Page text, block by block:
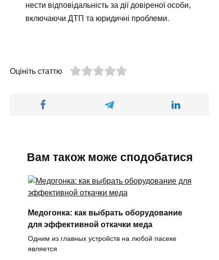
нести відповідальність за дії довіреної особи,
включаючи ДТП та юридичні проблеми.
Оцініть статтю
Вам також може сподобатися
Медогонка: как выбрать оборудование
для эффективной откачки меда
Одним из главных устройств на любой пасеке
является